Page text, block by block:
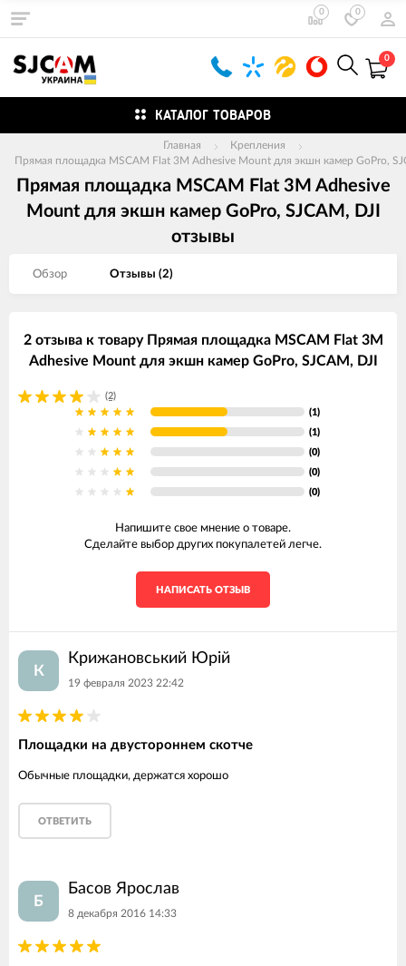
0 0
0
КАТАЛОГ ТОВАРОВ
Главная
Крепления
Прямая площадка MSCAM Flat 3M Adhesive Mount для экшн камер GoPro,
Прямая площадка MSCAM Flat 3M Adhesive
Mount для экшн камер GoPro, SJCAM, DJI
отзывы
Обзор Отзывы (2)
2 отзыва к товару Прямая площадка MSCAM Flat 3M
Adhesive Mount для экшн камер GoPro, SJCAM, DJI
(2)
(1)
(1)
(0)
(0)
(0)
Напишите свое мнение о товаре.
Сделайте выбор других покупалетей легче.
НАПИСАТЬ ОТЗЫВ
К
Крижановський Юрій
19 февраля 2023 22:42
Площадки на двустороннем скотче
Обычные площадки, держатся хорошо
ОТВЕТИТЬ
Б
Басов Ярослав
8 декабря 2016 14:33